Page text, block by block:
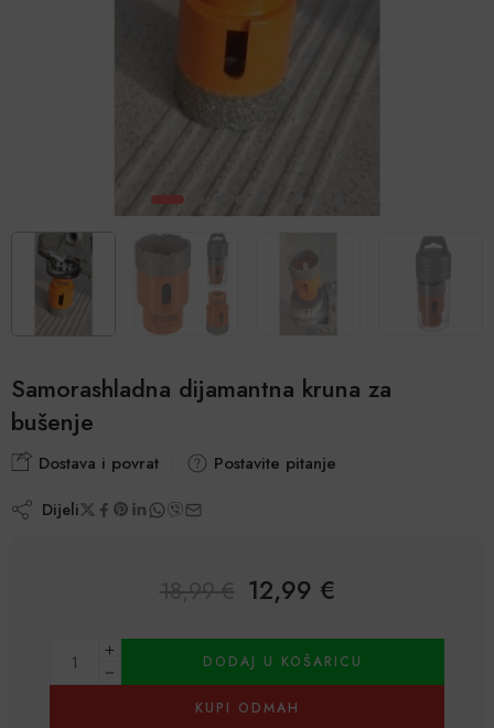
Samorashladna dijamantna kruna za
bušenje
Dostava i povrat Postavite pitanje
Dijeli
12,99 €
DODAJ U KOŠARICU
KUPI ODMAH
Alternative: